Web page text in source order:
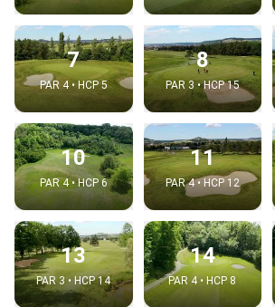
7
PAR 4 • HCP 5
8
PAR 3 • HCP 15
10
PAR 4 • HCP 6
11
PAR 4 • HCP 12
13
PAR 3 • HCP 14
14
PAR 4 • HCP 8